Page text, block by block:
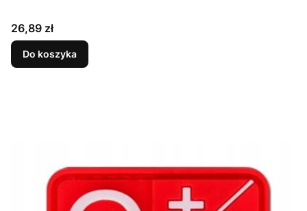
Cena
26,89 zł
Do koszyka